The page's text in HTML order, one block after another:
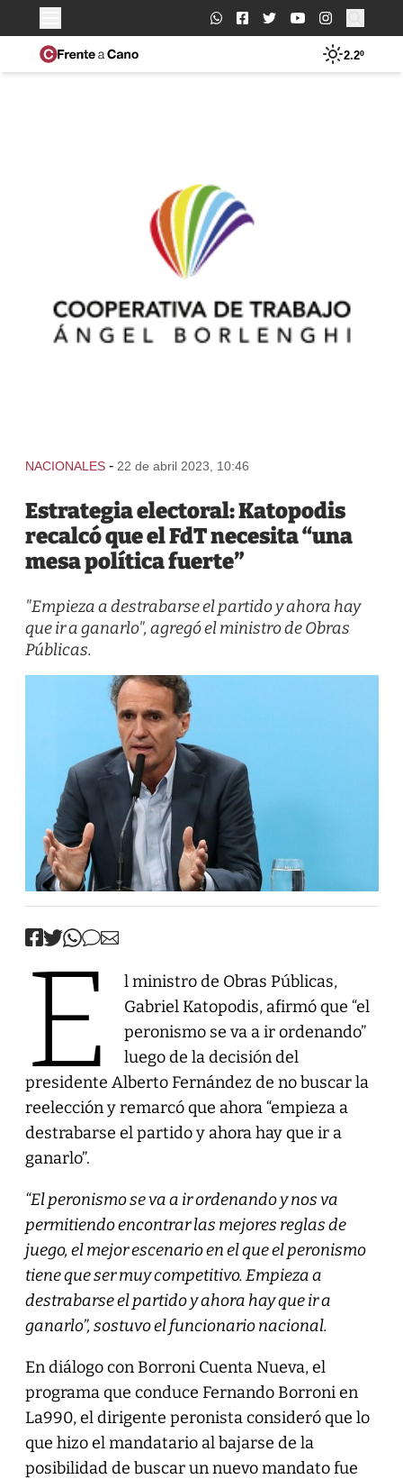
Buscar:
2.2º
NACIONALES - 22 de abril 2023, 10:46
Estrategia electoral: Katopodis
recalcó que el FdT necesita “una
mesa política fuerte”
"Empieza a destrabarse el partido y ahora hay
que ir a ganarlo", agregó el ministro de Obras
Públicas.
E
l ministro de Obras Públicas,
Gabriel Katopodis, afirmó que “el
peronismo se va a ir ordenando”
luego de la decisión del
presidente Alberto Fernández de no buscar la
reelección y remarcó que ahora “empieza a
destrabarse el partido y ahora hay que ir a
ganarlo”.
“El peronismo se va a ir ordenando y nos va
permitiendo encontrar las mejores reglas de
juego, el mejor escenario en el que el peronismo
tiene que ser muy competitivo. Empieza a
destrabarse el partido y ahora hay que ir a
ganarlo”, sostuvo el funcionario nacional.
En diálogo con Borroni Cuenta Nueva, el
programa que conduce Fernando Borroni en
La990, el dirigente peronista consideró que lo
que hizo el mandatario al bajarse de la
posibilidad de buscar un nuevo mandato fue